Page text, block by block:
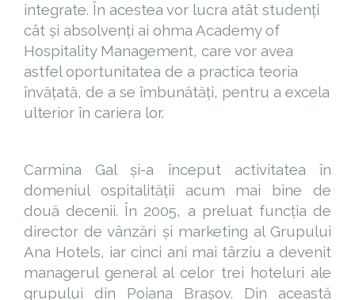
integrate. În acestea vor lucra atât studenți
cât și absolvenți ai ohma Academy of
Hospitality Management, care vor avea
astfel oportunitatea de a practica teoria
învățată, de a se îmbunătăți, pentru a excela
ulterior în cariera lor.
Carmina Gal și-a început activitatea în
domeniul ospitalității acum mai bine de
două decenii. În 2005, a preluat funcția de
director de vânzări și marketing al Grupului
Ana Hotels, iar cinci ani mai târziu a devenit
managerul general al celor trei hoteluri ale
grupului din Poiana Brașov. Din această